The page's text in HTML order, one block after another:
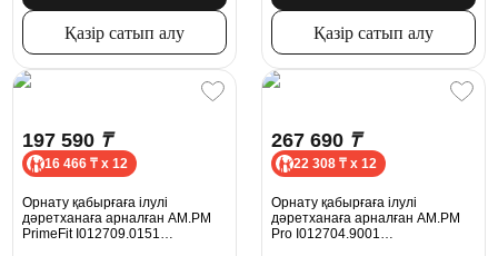
Қазір сатып алу Қазір сатып алу
197 590 ₸
16 466 ₸ x 12
Орнату қабырғаға ілулі
дәретханаға арналған AM.PM
PrimeFit I012709.0151
267 690 ₸
22 308 ₸ x 12
Орнату қабырғаға ілулі
дәретханаға арналған AM.PM
Pro I012704.9001